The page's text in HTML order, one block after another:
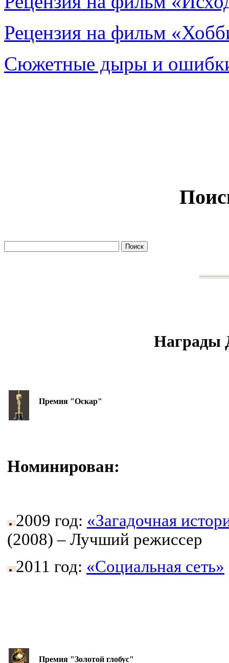
Рецензия на фильм
Сюжетные дыры и
Награды
Премия "Оскар"
Номинирован:
2009 год: «Загадочная
(2008) – Лучший режиссер
2011 год: «Социальная сеть»
Премия "Золотой глобус"